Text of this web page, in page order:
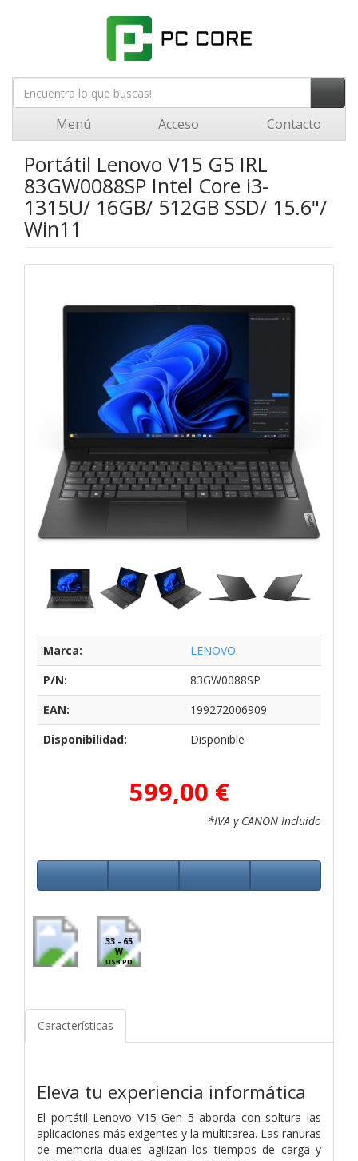
Menú Acceso Contacto
Portátil Lenovo V15 G5 IRL
83GW0088SP Intel Core i3-
1315U/ 16GB/ 512GB SSD/ 15.6"/
Win11
Marca:
LENOVO
P/N:
83GW0088SP
EAN:
199272006909
Disponibilidad:
Disponible
599,00 €
*IVA y CANON Incluido
33 - 65
W
USB PD
Características
Eleva tu experiencia informática
El portátil Lenovo V15 Gen 5 aborda con soltura las
aplicaciones más exigentes y la multitarea. Las ranuras
de memoria duales agilizan los tiempos de carga y